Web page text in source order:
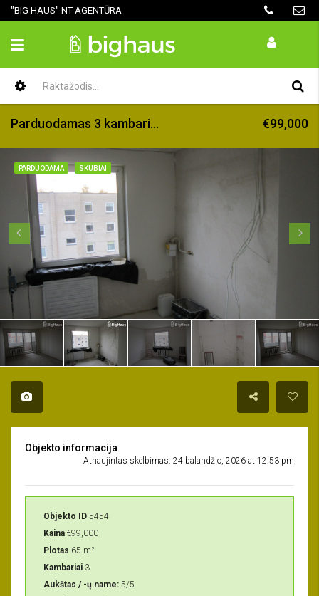
"BIG HAUS" NT AGENTŪRA
Parduodamas 3 kambarių butas Gargžduose €99,000
PARDUODAMA SKUBIAI
Objekto informacija
Atnaujintas skelbimas: 24 balandžio, 2026 at 12:53 pm
Objekto ID 5454
Kaina €99,000
Plotas 65 m²
Kambariai 3
Aukštas / -ų name: 5/5